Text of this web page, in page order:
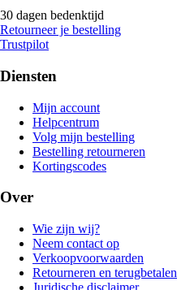
30 dagen bedenktijd
Retourneer je bestelling
Trustpilot
Diensten
Mijn account
Helpcentrum
Volg mijn bestelling
Bestelling retourneren
Kortingscodes
Over
Wie zijn wij?
Neem contact op
Verkoopvoorwaarden
Retourneren en terugbetalen
Juridische disclaimer